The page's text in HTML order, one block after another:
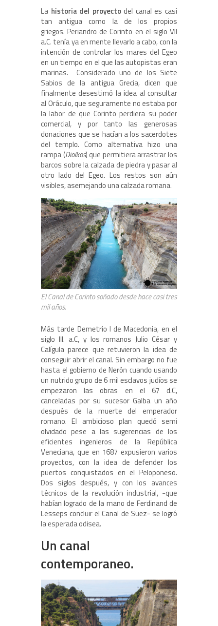
La historia del proyectodel canal es casi
tan antigua como la de los propios
griegos. Periandro de Corinto en el siglo VII
a.C. tenía ya en mente llevarlo a cabo, con la
intención de controlar los mares del Egeo
en un tiempo en el que las autopistas eran
marinas. Considerado uno de los Siete
Sabios de la antigua Grecia, dicen que
finalmente desestimó la idea al consultar
al Oráculo, que seguramente no estaba por
la labor de que Corinto perdiera su poder
comercial, y por tanto las generosas
donaciones que se hacían a los sacerdotes
del templo. Como alternativa hizo una
rampa (Diolkos) que permitiera arrastrar los
barcos sobre la calzada de piedra y pasar al
otro lado del Egeo. Los restos son aún
visibles, asemejando una calzada romana.
El Canal de Corinto soñado desde hace casi tres
mil años.
Más tarde Demetrio I de Macedonia, en el
siglo III. a.C, y los romanos Julio César y
Calígula parece que retuvieron la idea de
conseguir abrir el canal. Sin embargo no fue
hasta el gobierno de Nerón cuando usando
un nutrido grupo de 6 mil esclavos judíos se
empezaron las obras en el 67 d.C,
canceladas por su sucesor Galba un año
después de la muerte del emperador
romano. El ambicioso plan quedó semi
olvidado pese a las sugerencias de los
eficientes ingenieros de la República
Veneciana, que en 1687 expusieron varios
proyectos, con la idea de defender los
puertos conquistados en el Peloponeso.
Dos siglos después, y con los avances
técnicos de la revolución industrial, -que
habían logrado de la mano de Ferdinand de
Lesseps concluir el Canal de Suez- se logró
la esperada odisea.
Un canal
contemporaneo.